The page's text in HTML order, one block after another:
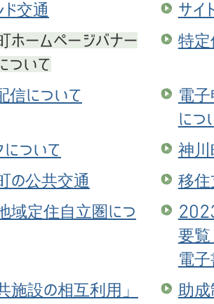
ド交通
サイ
ホームページバナー
ついて
特定
信について
電子
につ
について
神川
の公共交通
移住
域定住自立圏につ
要覧
電
施設の相互利用」
助